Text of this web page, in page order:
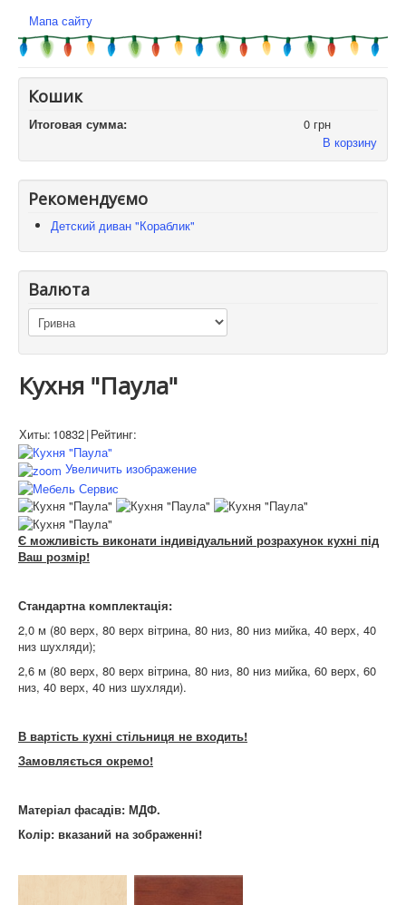
Мапа сайту
Кошик
Итоговая сумма:
0 грн
В корзину
Рекомендуємо
Детский диван "Кораблик"
Валюта
Кухня "Паула"
Хиты: 10832|Рейтинг:
Увеличить изображение
Є можливість виконати індивідуальний розрахунок кухні під
Ваш розмір!
Стандартна комплектація:
2,0 м (80 верх, 80 верх вітрина, 80 низ, 80 низ мийка, 40 верх, 40
низ шухляди);
2,6 м (80 верх, 80 верх вітрина, 80 низ, 80 низ мийка, 60 верх, 60
низ, 40 верх, 40 низ шухляди).
В вартість кухні стільниця не входить!
Замовляється окремо!
Матеріал фасадів: МДФ.
Колір: вказаний на зображенні!